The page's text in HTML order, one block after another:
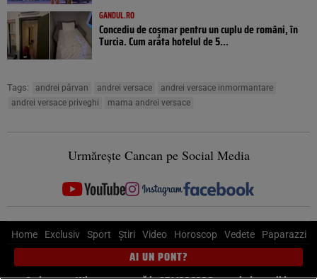
GANDUL.RO
Concediu de coșmar pentru un cuplu de români, în
Turcia. Cum arăta hotelul de 5...
Tags: andrei pârvan andrei versace
andrei versace inmormantare
andrei versace priveghi
mama andrei versace
Urmărește Cancan pe Social Media
Home Exclusiv Sport Știri Video Horoscop Vedete Paparazzi
AI UN PONT?